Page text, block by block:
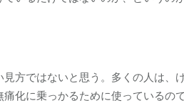
方ではないと思う。多くの人は
化に乗っかるために使っているの